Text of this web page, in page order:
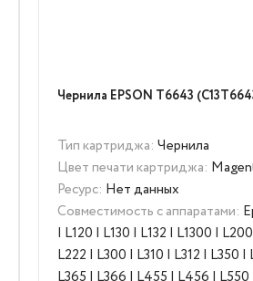
Чернила EPSON T6643
Тип картриджа: Чернила
Цвет печати картриджа:
Ресурс: Нет данных
Совместимость с аппаратами:
| L120 | L130 | L132 | L1300 |
L222 | L300 | L310 | L312 | L350 |